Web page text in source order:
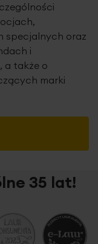
specjalnych oraz
i
a także o
marki
35 lat!